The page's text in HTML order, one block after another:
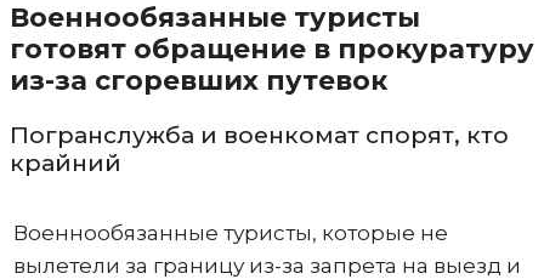
Военнообязанные туристы
готовят обращение в прокуратуру
из-за сгоревших путевок
Погранслужба и военкомат спорят, кто
крайний
Военнообязанные туристы, которые не
вылетели за границу из-за запрета на выезд и